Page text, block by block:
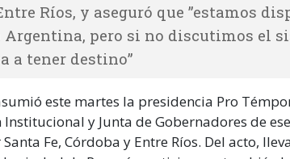
Ríos, y aseguró que ”estamos
pero si no discutimos el
a tener destino”
este martes la presidencia Pro
y Junta de Gobernadores de
Fe, Córdoba y Entre Ríos. Del acto,